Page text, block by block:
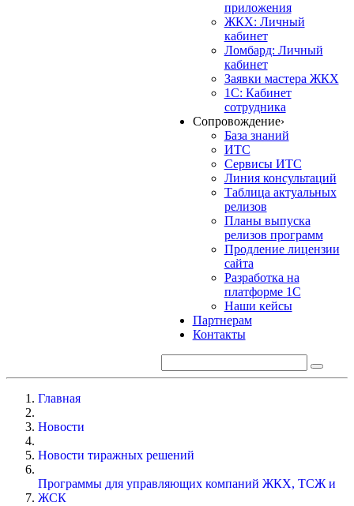
приложения
ЖКХ: Личный
кабинет
Ломбард: Личный
кабинет
Заявки мастера ЖКХ
1С: Кабинет
сотрудника
Сопровождение›
База знаний
ИТС
Сервисы ИТС
Линия консультаций
Таблица актуальных
релизов
Планы выпуска
релизов программ
Продление лицензии
сайта
Разработка на
платформе 1С
Наши кейсы
Партнерам
Контакты
Главная
Новости
Новости тиражных решений
Программы для управляющих компаний ЖКХ, ТСЖ и
ЖСК